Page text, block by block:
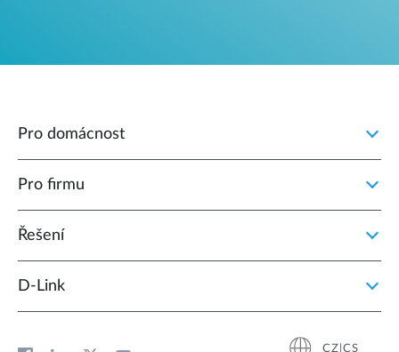
Pro domácnost
Pro firmu
Řešení
D‑Link
CZ|CS